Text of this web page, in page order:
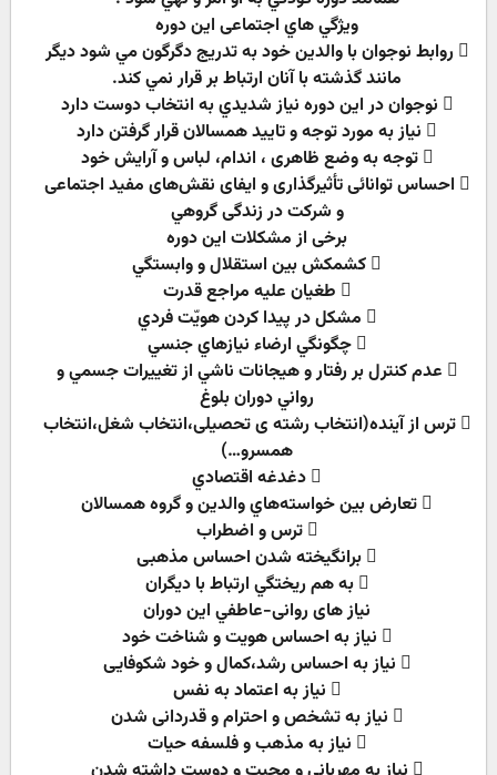
ويژگي هاي اجتماعی اين دوره
 روابط نوجوان با والدين خود به تدريج دگرگون مي شود ديگر
مانند گذشته با آنان ارتباط بر قرار نمي كند.
 نوجوان در اين دوره نياز شديدي به انتخاب دوست دارد
 نیاز به مورد توجه و تایید همسالان قرار گرفتن دارد
 توجه به وضع ظاهری ، اندام، لباس و آرایش خود
 احساس توانائى تأثيرگذارى و ايفاى نقش‌هاى مفيد اجتماعى
و شرکت در زندگى گروهي
برخی از مشکلات اين دوره
 کشمکش بين استقلال و وابستگي
 طغيان عليه مراجع قدرت
 مشکل در پیدا کردن هويّت فردي
 چگونگي ارضاء نيازهاي جنسي
 عدم کنترل بر رفتار و هيجانات ناشي از تغييرات جسمي و
رواني دوران بلوغ
 ترس از آينده(انتخاب رشته ی تحصیلی،انتخاب شغل،انتخاب
همسرو…)
 دغدغه اقتصادي
 تعارض بين خواسته‌هاي والدين و گروه همسالان
 ترس و اضطراب
 برانگیخته شدن احساس مذهبی
 به هم ريختگي ارتباط با ديگران
نیاز های روانی-عاطفي اين دوران
 نیاز به احساس هویت و شناخت خود
 نیاز به احساس رشد،کمال و خود شکوفایی
 نیاز به اعتماد به نفس
 نیاز به تشخص و احترام و قدردانی شدن
 نیاز به مذهب و فلسفه حیات